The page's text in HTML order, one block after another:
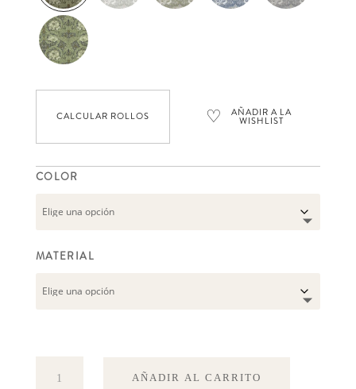
CALCULAR ROLLOS ♡ AÑADIR A LA
WISHLIST
COLOR
MATERIAL
AÑADIR AL CARRITO